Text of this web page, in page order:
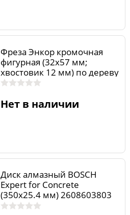
Фреза Энкор кромочная
фигурная (32х57 мм;
хвостовик 12 мм) по дереву
10686
Нет в наличии
Диск алмазный BOSCH
Expert for Concrete
(350х25.4 мм) 2608603803